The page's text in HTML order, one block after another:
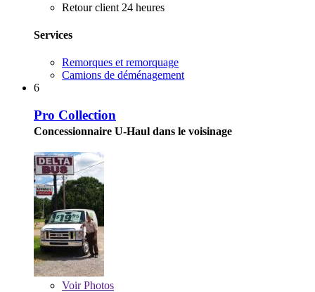
Retour client 24 heures
Services
Remorques et remorquage
Camions de déménagement
6
Pro Collection
Concessionnaire U-Haul dans le voisinage
VoirPhotos